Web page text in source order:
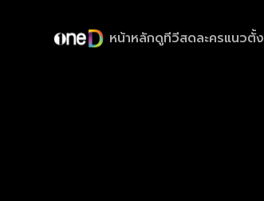
หน้าหลักดูทีวีสดละครแนวตั้ง